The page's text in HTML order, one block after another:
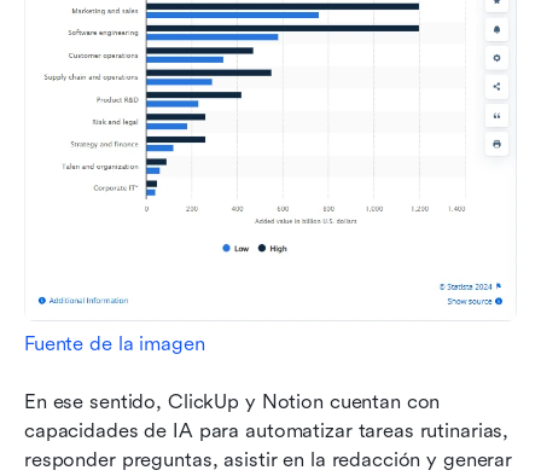
Fuente de la imagen
En ese sentido, ClickUp y Notion cuentan con
capacidades de IA para automatizar tareas rutinarias,
responder preguntas, asistir en la redacción y generar